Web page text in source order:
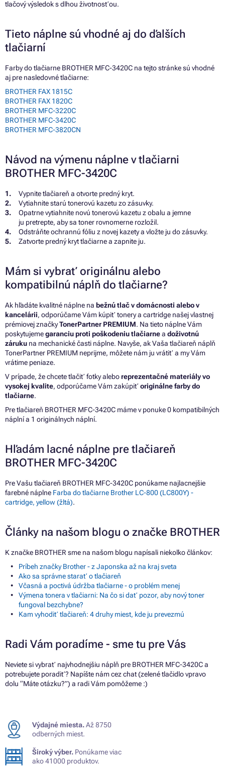
tlačový výsledok s dlhou životnosťou.
Tieto náplne sú vhodné aj do ďalších
tlačiarní
Farby do tlačiarne BROTHER MFC-3420C na tejto stránke sú vhodné
aj pre nasledovné tlačiarne:
BROTHER FAX 1815C
BROTHER FAX 1820C
BROTHER MFC-3220C
BROTHER MFC-3420C
BROTHER MFC-3820CN
Návod na výmenu náplne v tlačiarni
BROTHER MFC-3420C
Vypnite tlačiareň a otvorte predný kryt.
Vytiahnite starú tonerovú kazetu zo zásuvky.
Opatrne vytiahnite novú tonerovú kazetu z obalu a jemne
ju pretrepte, aby sa toner rovnomerne rozložil.
Odstráňte ochrannú fóliu z novej kazety a vložte ju do zásuvky.
Zatvorte predný kryt tlačiarne a zapnite ju.
Mám si vybrať originálnu alebo
kompatibilnú náplň do tlačiarne?
Ak hľadáte kvalitné náplne na bežnú tlač v domácnosti alebo v
kancelárii, odporúčame Vám kúpiť tonery a cartridge našej vlastnej
prémiovej značkyTonerPartner PREMIUM. Na tieto náplne Vám
poskytujemegaranciu proti poškodeniu tlačiarnea doživotnú
záruku na mechanické časti náplne. Navyše, ak Vaša tlačiareň náplň
TonerPartner PREMIUM neprijme, môžete nám ju vrátiť a my Vám
vrátime peniaze.
V prípade, že chcete tlačiť fotky aleboreprezentačné materiály vo
vysokej kvalite, odporúčame Vám zakúpiť originálne farby do
tlačiarne.
Pre tlačiareň BROTHER MFC-3420C máme v ponuke 0 kompatibilných
náplní a 1 originálnych náplní.
Hľadám lacné náplne pre tlačiareň
BROTHER MFC-3420C
Pre Vašu tlačiareň BROTHER MFC-3420C ponúkame najlacnejšie
farebné náplne Farba do tlačiarne Brother LC-800 (LC800Y) -
cartridge, yellow (žltá).
Články na našom blogu o značke BROTHER
K značke BROTHER sme na našom blogu napísali niekoľko článkov:
Príbeh značky Brother - z Japonska až na kraj sveta
Ako sa správne starať o tlačiareň
Včasná a poctivá údržba tlačiarne - o problém menej
Výmena tonera v tlačiarni: Na čo si dať pozor, aby nový toner
fungoval bezchybne?
Kam vyhodiť tlačiareň: 4 druhy miest, kde ju prevezmú
Radi Vám poradíme - sme tu pre Vás
Neviete si vybrať najvhodnejšiu náplň pre BROTHER MFC-3420C a
potrebujete poradiť? Napíšte nám cez chat (zelené tlačidlo vpravo
dolu “Máte otázku?”) a radi Vám pomôžeme :)
Výdajné miesta.Až 8750
odberných miest.
Široký výber. Ponúkame viac
ako 41000 produktov.